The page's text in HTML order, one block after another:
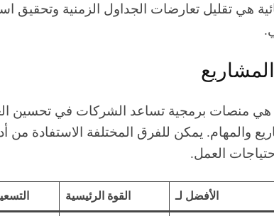
هي تقليل تعارضات الجداول الزمنية وتحقيق
هي منصات برمجية تساعد الشركات في تحسين
والمهام. يمكن للفرق المختلفة الاستفادة من
العمل.
الأفضل لـ القوة الرئيسية